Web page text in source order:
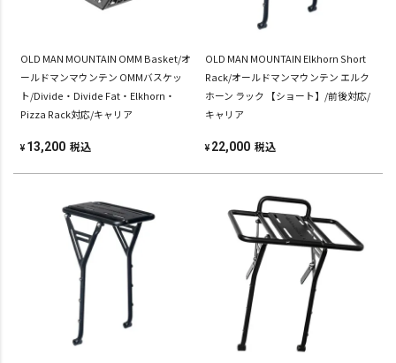
OLD MAN MOUNTAIN OMM Basket/オ
ールドマンマウンテン OMMバスケッ
ト/Divide・Divide Fat・Elkhorn・
Pizza Rack対応/キャリア
¥ 13,200 税込
OLD MAN MOUNTAIN Elkhorn Short
Rack/オールドマンマウンテン エルク
ホーン ラック 【ショート】/前後対応/
キャリア
¥ 22,000 税込